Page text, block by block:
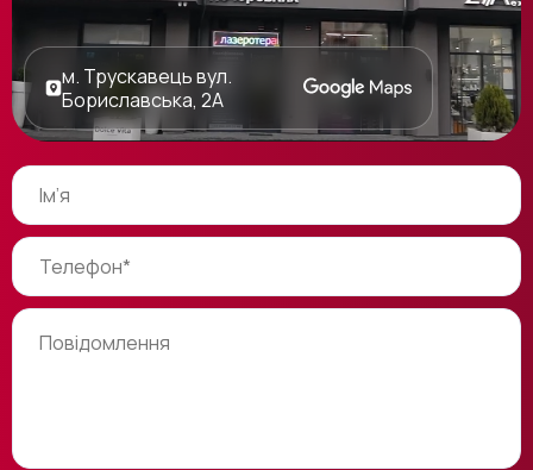
м. Трускавець вул.
Бориславська, 2А